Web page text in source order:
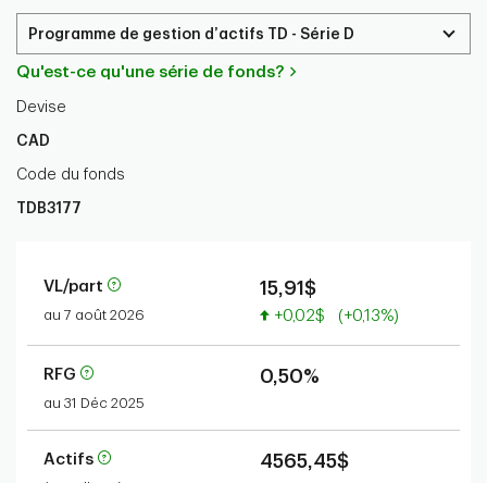
Programme de gestion d’actifs TD - Série D
Qu'est-ce qu'une série de fonds?
Devise
CAD
Code du fonds
TDB3177
VL/part
au 7 août 2026
15,91$
Valeur accrue
+0,02$ (+0,13%)
RFG
au 31 Déc 2025
0,50%
Actifs 4565,45$